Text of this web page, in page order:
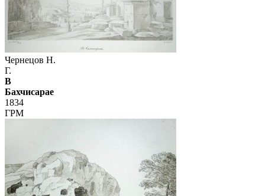
Чернецов Н.
Г.
В
Бахчисарае
1834
ГРМ